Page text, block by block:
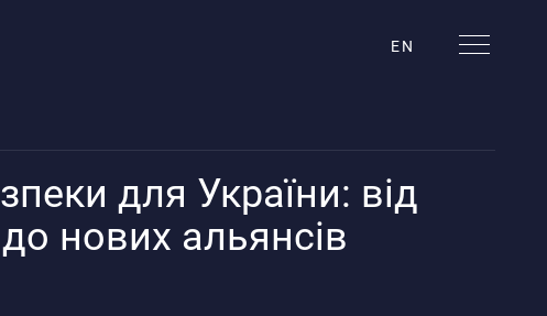
EN
для України: від
до нових альянсів